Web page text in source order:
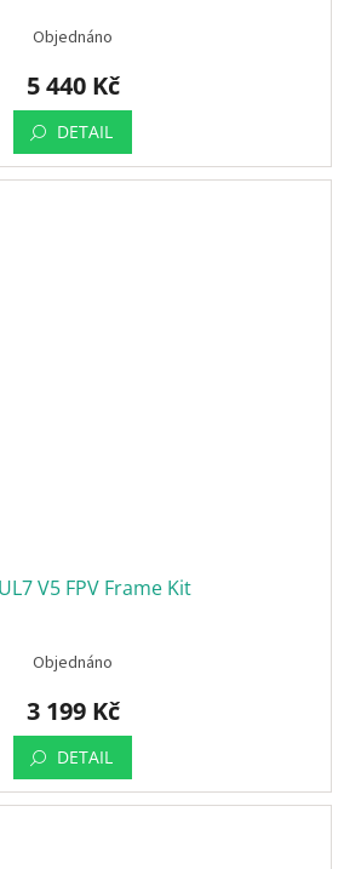
Objednáno
5 440 Kč
DETAIL
V5 FPV Frame Kit
Objednáno
3 199 Kč
DETAIL